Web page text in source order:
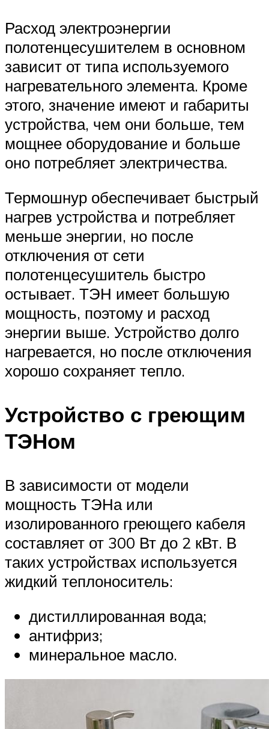
Расход электроэнергии
полотенцесушителем в основном
зависит от типа используемого
нагревательного элемента. Кроме
этого, значение имеют и габариты
устройства, чем они больше, тем
мощнее оборудование и больше
оно потребляет электричества.
Термошнур обеспечивает быстрый
нагрев устройства и потребляет
меньше энергии, но после
отключения от сети
полотенцесушитель быстро
остывает. ТЭН имеет большую
мощность, поэтому и расход
энергии выше. Устройство долго
нагревается, но после отключения
хорошо сохраняет тепло.
Устройство с греющим
ТЭНом
В зависимости от модели
мощность ТЭНа или
изолированного греющего кабеля
составляет от 300 Вт до 2 кВт. В
таких устройствах используется
жидкий теплоноситель:
дистиллированная вода;
антифриз;
минеральное масло.